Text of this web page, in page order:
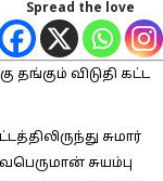
Spread the love
தங்கும் விடுதி கட்ட
சுமார்
சுயம்பு